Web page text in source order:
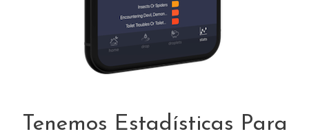
Tenemos Estadísticas Para